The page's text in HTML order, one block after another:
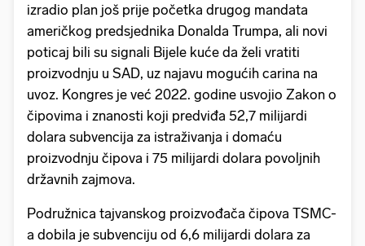
izradio plan još prije početka drugog mandata
američkog predsjednika Donalda Trumpa, ali novi
poticaj bili su signali Bijele kuće da želi vratiti
proizvodnju u SAD, uz najavu mogućih carina na
uvoz. Kongres je već 2022. godine usvojio Zakon o
čipovima i znanosti koji predviđa 52,7 milijardi
dolara subvencija za istraživanja i domaću
proizvodnju čipova i 75 milijardi dolara povoljnih
državnih zajmova.
Podružnica tajvanskog proizvođača čipova TSMC-
a dobila je subvenciju od 6,6 milijardi dolara za